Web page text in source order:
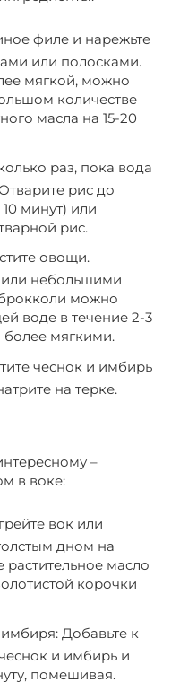
филе и нарежьте
или полосками.
мягкой, можно
количестве
масла на 15-20
раз, пока вода
рис до
минут) или
рис.
овощи.
небольшими
можно
воде в течение 2-3
более мягкими.
чеснок и имбирь
на терке.
–
в воке:
вок или
дном на
растительное масло
корочки
Добавьте к
и имбирь и
помешивая.